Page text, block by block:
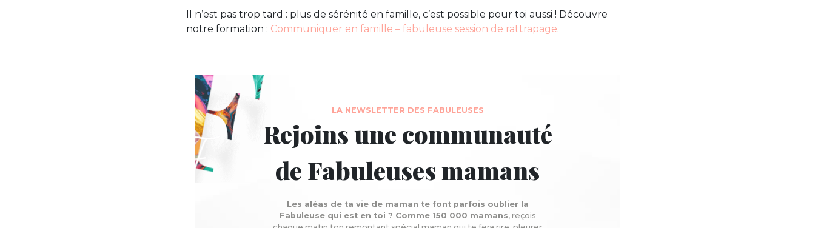
Il n’est pas trop tard : p lus de sérénité en famille, c’est possible pour toi aussi ! Découvre
notre formation : Communiquer en famille – fabuleuse session de rattrapage.
LA NEWSLETTER DES FABULEUSES
Rejoins une communauté
de Fabuleuses mamans
Les aléas de ta vie de maman te font parfois oublier la
Fabuleuse qui est en toi ? Comme 150 000 mamans, reçois